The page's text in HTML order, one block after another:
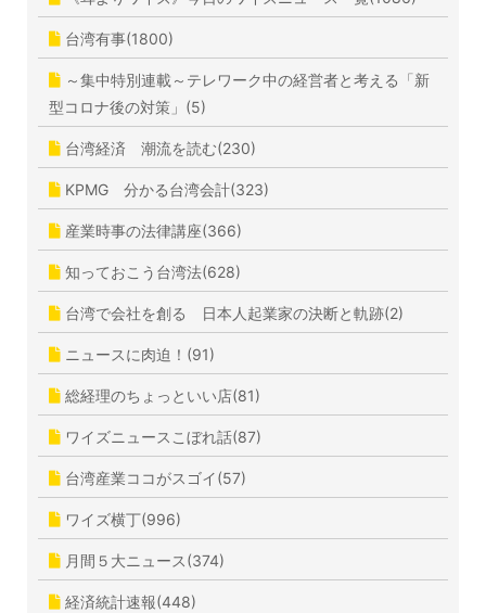
台湾有事(1800)
～集中特別連載～テレワーク中の経営者と考える「新
型コロナ後の対策」(5)
台湾経済 潮流を読む(230)
KPMG 分かる台湾会計(323)
産業時事の法律講座(366)
知っておこう台湾法(628)
台湾で会社を創る 日本人起業家の決断と軌跡(2)
ニュースに肉迫！(91)
総経理のちょっといい店(81)
ワイズニュースこぼれ話(87)
台湾産業ココがスゴイ(57)
ワイズ横丁(996)
月間５大ニュース(374)
経済統計速報(448)